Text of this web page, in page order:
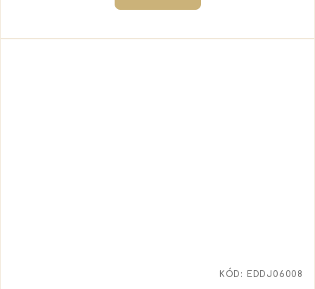
KÓD: EDDJ06008